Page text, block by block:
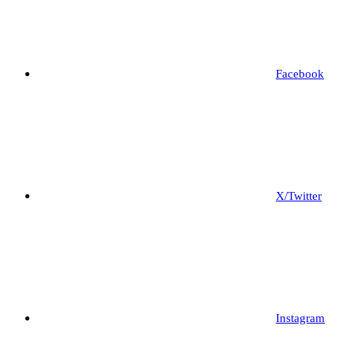
Facebook
X/Twitter
Instagram